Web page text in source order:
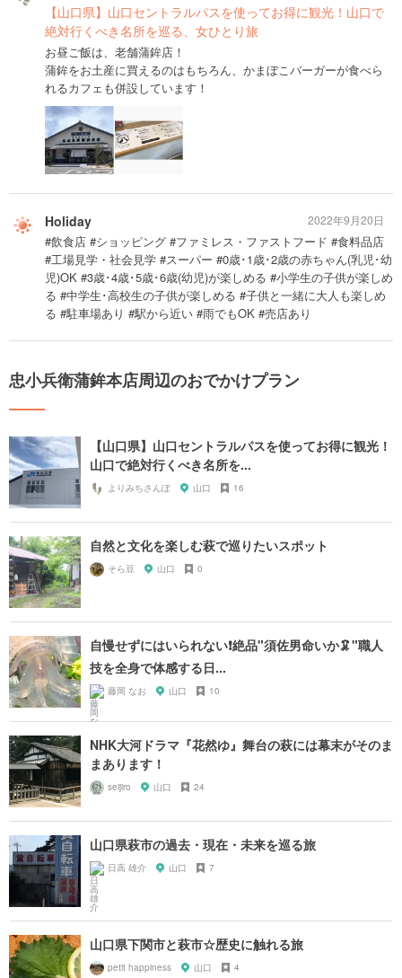
【山口県】山口セントラルパスを使ってお得に観光！山口で
絶対行くべき名所を巡る、女ひとり旅
お昼ご飯は、老舗蒲鉾店！
蒲鉾をお土産に買えるのはもちろん、かまぼこバーガーが食べら
れるカフェも併設しています！
Holiday
#飲食店 #ショッピング #ファミレス・ファストフード #食料品店
#工場見学・社会見学 #スーパー #0歳･1歳･2歳の赤ちゃん(乳児･幼
児)OK #3歳･4歳･5歳･6歳(幼児)が楽しめる #小学生の子供が楽しめ
る #中学生･高校生の子供が楽しめる #子供と一緒に大人も楽しめ
る #駐車場あり #駅から近い #雨でもOK #売店あり
2022年9月20日
忠小兵衛蒲鉾本店周辺のおでかけプラン
【山口県】山口セントラルパスを使ってお得に観光！
山口で絶対行くべき名所を...
よりみちさんぽ 山口 16
自然と文化を楽しむ萩で巡りたいスポット
そら豆 山口 0
自慢せずにはいられない❗️絶品"須佐男命いか🦑"職人
技を全身で体感する日...
藤岡 なお 山口 10
NHK大河ドラマ『花然ゆ』舞台の萩には幕末がそのま
まあります！
seijiro 山口 24
山口県萩市の過去・現在・未来を巡る旅
日高 雄介 山口 7
山口県下関市と萩市☆歴史に触れる旅
petit happiness 山口 4